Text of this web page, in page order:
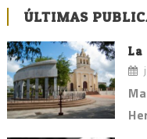
ÚLTIMAS